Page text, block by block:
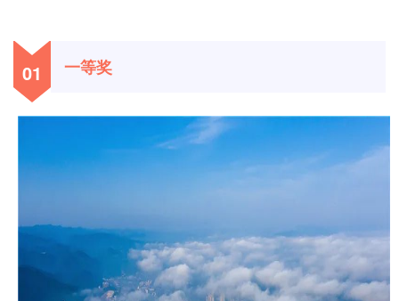
01 一等奖